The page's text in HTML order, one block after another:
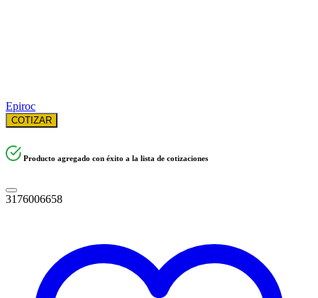
Epiroc
COTIZAR
Producto agregado con éxito a la lista de cotizaciones
3176006658